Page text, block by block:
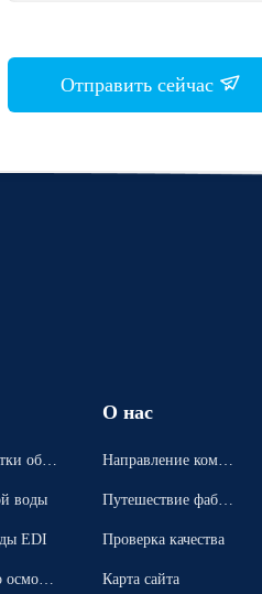
Отправить сейчас
обра
воды
EDI
осмоса
О нас
Направление компа
Путешествие фабри
Проверка качества
Карта сайта